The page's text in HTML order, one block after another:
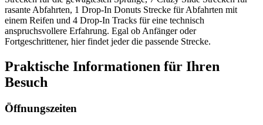
rasante Abfahrten, 1 Drop-In Donuts Strecke für Abfahrten mit
einem Reifen und 4 Drop-In Tracks für eine technisch
anspruchsvollere Erfahrung. Egal ob Anfänger oder
Fortgeschrittener, hier findet jeder die passende Strecke.
Praktische Informationen für Ihren
Besuch
Öffnungszeiten